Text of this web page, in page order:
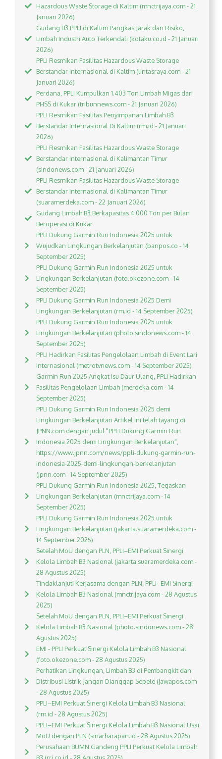
Hazardous Waste Storage di Kaltim (mnctrijaya.com - 21
Januari 2026)
Gudang B3 PPLI di Kaltim Pangkas Jarak dan Risiko,
Limbah Industri Auto Terkendali (kotaku.co.id - 21 Januari
2026)
PPLI Resmikan Fasilitas Hazardous Waste Storage
Berstandar Internasional di Kaltim (lintasraya.com - 21
Januari 2026)
Perdana, PPLI Kumpulkan 1.403 Ton Limbah Migas dari
PHSS di Kukar (tribunnews.com - 21 Januari 2026)
PPLI Resmikan Fasilitas Penyimpanan Limbah B3
Berstandar Internasional Di Kaltim (rm.id - 21 Januari
2026)
PPLI Resmikan Fasilitas Hazardous Waste Storage
Berstandar Internasional di Kalimantan Timur
(sindonews.com - 21 Januari 2026)
PPLI Resmikan Fasilitas Hazardous Waste Storage
Berstandar Internasional di Kalimantan Timur
(suaramerdeka.com - 22 Januari 2026)
Gudang Limbah B3 Berkapasitas 4.000 Ton per Bulan
Beroperasi di Kukar
PPLI Dukung Garmin Run Indonesia 2025 untuk
Wujudkan Lingkungan Berkelanjutan (banpos.co - 14
September 2025)
PPLI Dukung Garmin Run Indonesia 2025 untuk
Lingkungan Berkelanjutan (foto.okezone.com - 14
September 2025)
PPLI Dukung Garmin Run Indonesia 2025 Demi
Lingkungan Berkelanjutan (rm.id - 14 September 2025)
PPLI Dukung Garmin Run Indonesia 2025 untuk
Lingkungan Berkelanjutan (photo.sindonews.com - 14
September 2025)
PPLI Hadirkan Fasilitas Pengelolaan Limbah di Event Lari
Internasional (metrotvnews.com - 14 September 2025)
Garmin Run 2025 Angkat Isu Daur Ulang, PPLI Hadirkan
Fasilitas Pengelolaan Limbah (merdeka.com - 14
September 2025)
PPLI Dukung Garmin Run Indonesia 2025 demi
Lingkungan Berkelanjutan Artikel ini telah tayang di
JPNN.com dengan judul "PPLI Dukung Garmin Run
Indonesia 2025 demi Lingkungan Berkelanjutan",
https://www.jpnn.com/news/ppli-dukung-garmin-run-
indonesia-2025-demi-lingkungan-berkelanjutan
(jpnn.com - 14 September 2025)
PPLI Dukung Garmin Run Indonesia 2025, Tegaskan
Lingkungan Berkelanjutan (mnctrijaya.com - 14
September 2025)
PPLI Dukung Garmin Run Indonesia 2025 untuk
Lingkungan Berkelanjutan (jakarta.suaramerdeka.com -
14 September 2025)
Setelah MoU dengan PLN, PPLI–EMI Perkuat Sinergi
Kelola Limbah B3 Nasional (jakarta.suaramerdeka.com -
28 Agustus 2025)
Tindaklanjuti Kerjasama dengan PLN, PPLI–EMI Sinergi
Kelola Limbah B3 Nasional (mnctrijaya.com - 28 Agustus
2025)
Setelah MoU dengan PLN, PPLI–EMI Perkuat Sinergi
Kelola Limbah B3 Nasional (photo.sindonews.com - 28
Agustus 2025)
EMI - PPLI Perkuat Sinergi Kelola Limbah B3 Nasional
(foto.okezone.com - 28 Agustus 2025)
Perhatikan Lingkungan, Limbah B3 di Pembangkit dan
Distribusi Listrik Jangan Dianggap Sepele (jawapos.com
- 28 Agustus 2025)
PPLI–EMI Perkuat Sinergi Kelola Limbah B3 Nasional
(rm.id - 28 Agustus 2025)
PPLI–EMI Perkuat Sinergi Kelola Limbah B3 Nasional Usai
MoU dengan PLN (sinarharapan.id - 28 Agustus 2025)
Perusahaan BUMN Gandeng PPLI Perkuat Kelola Limbah